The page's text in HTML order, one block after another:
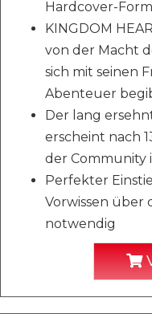
Hardcover-
KINGDOM
von der Macht
sich mit seinen
Abenteuer
Der lang
erscheint nach
der Community
Perfekter
Vorwissen über
notwendig